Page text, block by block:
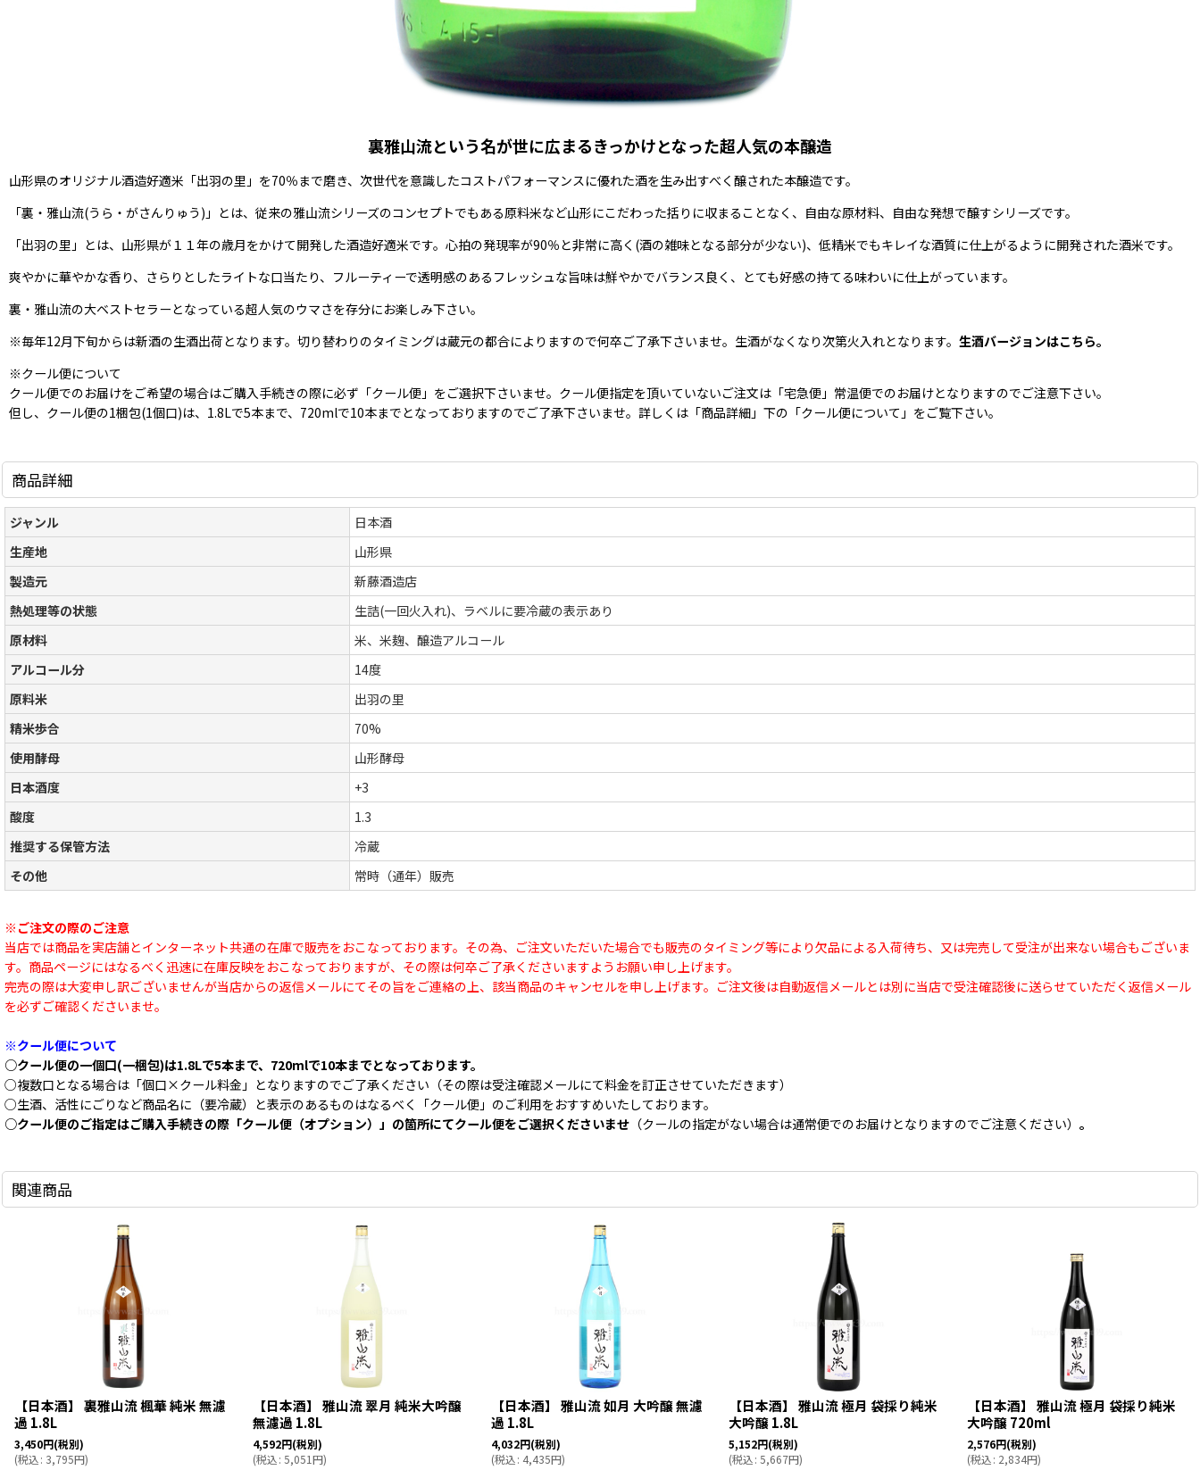
裏雅山流という名が世に広まるきっかけとなった超人気の本醸造
山形県のオリジナル酒造好適米「出羽の里」を70％まで磨き、次世代を意識したコストパフォーマンスに優れた酒を生み出すべく醸された本醸造です。
「裏・雅山流(うら・がさんりゅう)」とは、従来の雅山流シリーズのコンセプトでもある原料米など山形にこだわった括りに収まることなく、自由な原材料、自由な発想で醸すシリーズです。
「出羽の里」とは、山形県が１１年の歳月をかけて開発した酒造好適米です。心拍の発現率が90％と非常に高く(酒の雑味となる部分が少ない)、低精米でもキレイな酒質に仕上がるように開発された酒米です。
爽やかに華やかな香り、さらりとしたライトな口当たり、フルーティーで透明感のあるフレッシュな旨味は鮮やかでバランス良く、とても好感の持てる味わいに仕上がっています。
裏・雅山流の大ベストセラーとなっている超人気のウマさを存分にお楽しみ下さい。
※毎年12月下旬からは新酒の生酒出荷となります。切り替わりのタイミングは蔵元の都合によりますので何卒ご了承下さいませ。生酒がなくなり次第火入れとなります。 生酒バージョンはこちら。
※クール便について
クール便でのお届けをご希望の場合はご購入手続きの際に必ず「クール便」をご選択下さいませ。クール便指定を頂いていないご注文は「宅急便」常温便でのお届けとなりますのでご注意下さい。
但し、クール便の1梱包(1個口)は、1.8Lで5本まで、720mlで10本までとなっておりますのでご了承下さいませ。詳しくは「商品詳細」下の「クール便について」をご覧下さい。
商品詳細
ジャンル
日本酒
生産地
山形県
製造元
新藤酒造店
熱処理等の状態
生詰(一回火入れ)、ラベルに要冷蔵の表示あり
原材料
米、米麹、醸造アルコール
アルコール分
14度
原料米
出羽の里
精米歩合
70%
使用酵母
山形酵母
日本酒度
+3
酸度
1.3
推奨する保管方法
冷蔵
その他
常時（通年）販売
※ご注文の際のご注意
当店では商品を実店舗とインターネット共通の在庫で販売をおこなっております。その為、ご注文いただいた場合でも販売のタイミング等により欠品による入荷待ち、又は完売して受注が出来ない場合もございま
す。商品ページにはなるべく迅速に在庫反映をおこなっておりますが、その際は何卒ご了承くださいますようお願い申し上げます。
完売の際は大変申し訳ございませんが当店からの返信メールにてその旨をご連絡の上、該当商品のキャンセルを申し上げます。ご注文後は自動返信メールとは別に当店で受注確認後に送らせていただく返信メール
を必ずご確認くださいませ。
※クール便について
○クール便の一個口(一梱包)は1.8Lで5本まで、720mlで10本までとなっております。
○複数口となる場合は「個口×クール料金」となりますのでご了承ください（その際は受注確認メールにて料金を訂正させていただきます）
○生酒、活性にごりなど商品名に（要冷蔵）と表示のあるものはなるべく「クール便」のご利用をおすすめいたしております。
○クール便のご指定はご購入手続きの際「クール便（オプション）」の箇所にてクール便をご選択くださいませ （クールの指定がない場合は通常便でのお届けとなりますのでご注意ください） 。
関連商品
【日本酒】 裏雅山流 楓華 純米 無濾
過 1.8L
3,450円(税別)
(税込: 3,795円)
【日本酒】 雅山流 翠月 純米大吟醸
無濾過 1.8L
4,592円(税別)
(税込: 5,051円)
【日本酒】 雅山流 如月 大吟醸 無濾
過 1.8L
4,032円(税別)
(税込: 4,435円)
【日本酒】 雅山流 極月 袋採り純米
大吟醸 1.8L
5,152円(税別)
(税込: 5,667円)
【日本酒】 雅山流 極月 袋採り純米
大吟醸 720ml
2,576円(税別)
(税込: 2,834円)